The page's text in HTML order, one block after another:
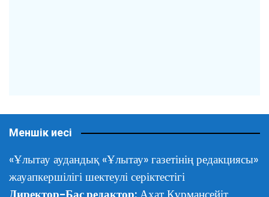
Меншік иесі
«Ұлытау аудандық «Ұлытау» газетінің редакциясы»
жауапкершілігі шектеулі серіктестігі